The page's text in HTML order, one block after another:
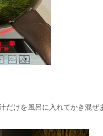
だけを風呂に入れてかき混ぜ